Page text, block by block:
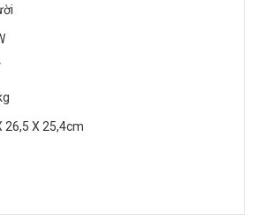
26,5 X 25,4cm